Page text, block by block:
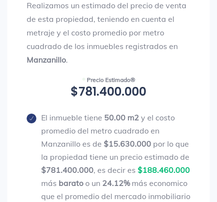
Realizamos un estimado del precio de venta
de esta propiedad, teniendo en cuenta el
metraje y el costo promedio por metro
cuadrado de los inmuebles registrados en
Manzanillo.
Precio Estimado®
$781.400.000
El inmueble tiene 50.00 m2 y el costo
promedio del metro cuadrado en
Manzanillo es de $15.630.000 por lo que
la propiedad tiene un precio estimado de
$781.400.000, es decir es $188.460.000
más barato o un 24.12%más economico
que el promedio del mercado inmobiliario